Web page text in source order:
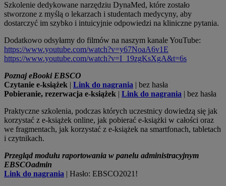
Szkolenie dedykowane narzędziu DynaMed, które zostało
stworzone z myślą o lekarzach i studentach medycyny, aby
dostarczyć im szybko i intuicyjnie odpowiedzi na kliniczne pytania.
Dodatkowo odsyłamy do filmów na naszym kanale YouTube:
https://www.youtube.com/watch?v=y67NoaA6v1E
https://www.youtube.com/watch?v=I_19zgKsXgA&t=6s
Poznaj eBooki EBSCO
Czytanie e-książek | Link do nagrania | bez hasła
Pobieranie, rezerwacja e-książek | Link do nagrania | bez hasła
Praktyczne szkolenia, podczas których uczestnicy dowiedzą się jak
korzystać z e-książek online, jak pobierać e-książki w całości oraz
we fragmentach, jak korzystać z e-książek na smartfonach, tabletach
i czytnikach.
Przegląd modułu raportowania w panelu administracyjnym
EBSCOadmin
Link do nagrania | Hasło: EBSCO2021!